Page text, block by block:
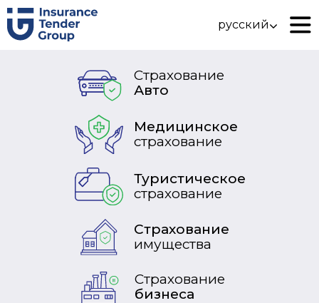
русский
Страхование
Авто
Туристическое
страхование
Страхование
бизнеса
Медицинское
страхование
Страхование
имущества